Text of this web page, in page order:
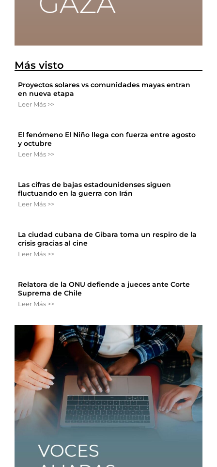
Más visto
Proyectos solares vs comunidades mayas entran
en nueva etapa
Leer Más >>
El fenómeno El Niño llega con fuerza entre agosto
y octubre
Leer Más >>
Las cifras de bajas estadounidenses siguen
fluctuando en la guerra con Irán
Leer Más >>
La ciudad cubana de Gibara toma un respiro de la
crisis gracias al cine
Leer Más >>
Relatora de la ONU defiende a jueces ante Corte
Suprema de Chile
Leer Más >>